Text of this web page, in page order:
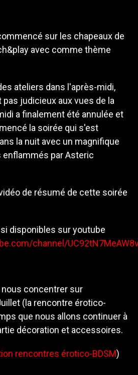
sur les chapeaux de
avec comme thème
ateliers dans l'après-midi,
judicieux aux vues de la
a finalement été annulée et
la soirée qui s'est
la nuit avec un magnifique
par Asteric
de résumé de cette soirée
disponibles sur youtube
channel/
concentrer sur
(la rencontre érotico-
que nous allons continuer à
décoration et accessoires.
rencontres érotico-BDSM)